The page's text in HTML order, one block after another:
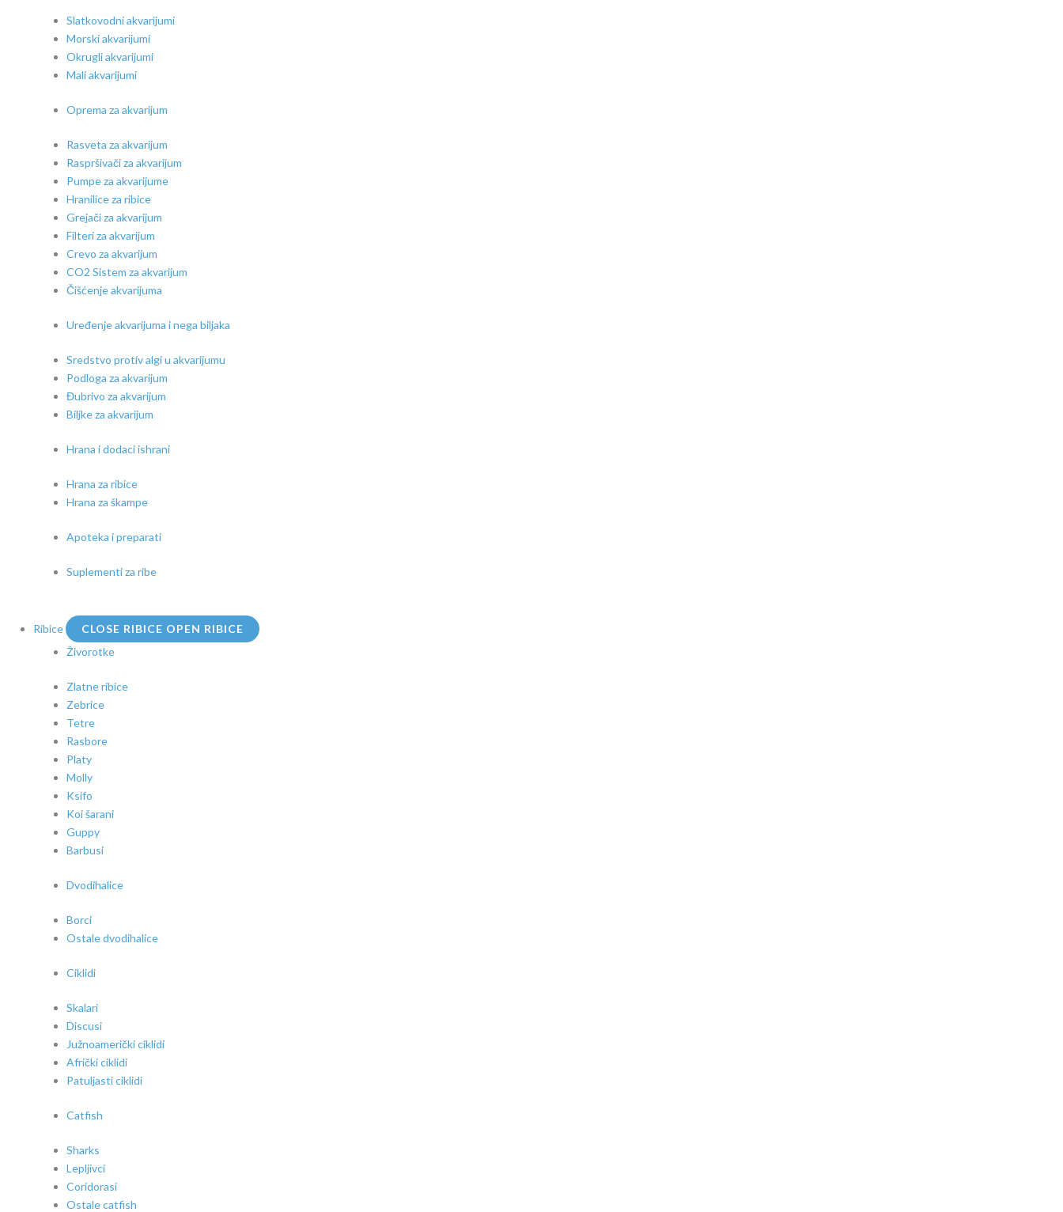
Slatkovodni akvarijumi
Morski akvarijumi
Okrugli akvarijumi
Mali akvarijumi
Oprema za akvarijum
Rasveta za akvarijum
Raspršivači za akvarijum
Pumpe za akvarijume
Hranilice za ribice
Grejači za akvarijum
Filteri za akvarijum
Crevo za akvarijum
CO2 Sistem za akvarijum
Čišćenje akvarijuma
Uređenje akvarijuma i nega biljaka
Sredstvo protiv algi u akvarijumu
Podloga za akvarijum
Đubrivo za akvarijum
Biljke za akvarijum
Hrana i dodaci ishrani
Hrana za ribice
Hrana za škampe
Apoteka i preparati
Suplementi za ribe
Ribice CLOSE RIBICE OPEN RIBICE
Živorotke
Zlatne ribice
Zebrice
Tetre
Rasbore
Platy
Molly
Ksifo
Koi šarani
Guppy
Barbusi
Dvodihalice
Borci
Ostale dvodihalice
Ciklidi
Skalari
Discusi
Južnoamerički ciklidi
Afrički ciklidi
Patuljasti ciklidi
Catfish
Sharks
Lepljivci
Coridorasi
Ostale catfish